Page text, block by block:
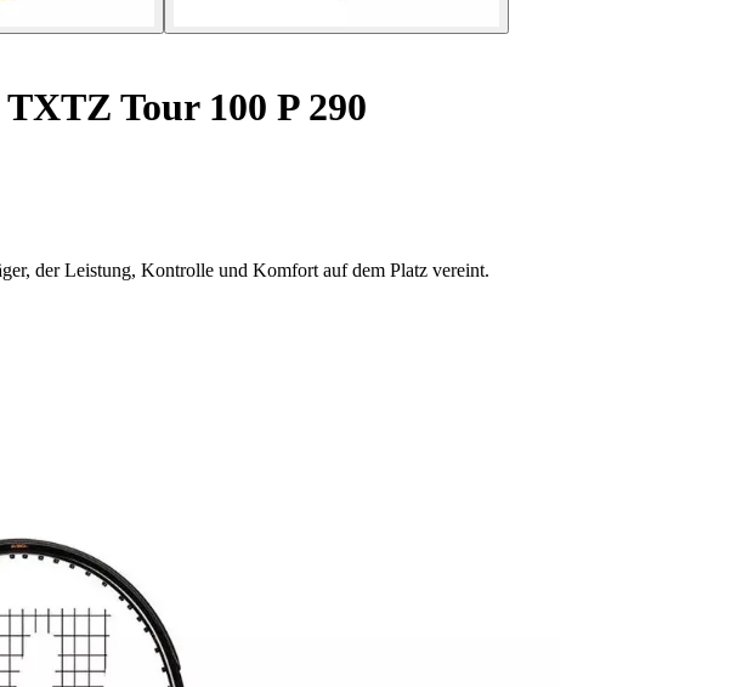
Tour 100 P 290
der Leistung, Kontrolle und Komfort auf dem Platz vereint.